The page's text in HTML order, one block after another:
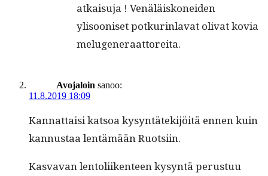
atkaisu­ja ! Venäläiskonei­den
ylisooniset potkurinlavat oli­vat kovia
melugeneraattoreita.
Avojaloin sanoo:
11.8.2019 18:09
Kan­nat­taisi kat­soa kysyn­tätek­i­jöitä ennen kuin
kan­nus­taa lentämään Ruotsiin.
Kas­va­van lentoli­iken­teen kysyn­tä perus­tuu